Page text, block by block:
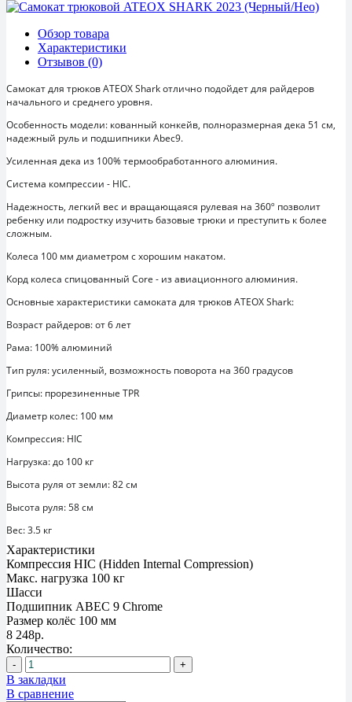
Обзор товара
Характеристики
Отзывов (0)
Самокат для трюков AТЕОХ Shark отлично подойдет для райдеров
начального и среднего уровня.
Особенность модели: кованный конкейв, полноразмерная дека 51 см,
надежный руль и подшипники Abec9.
Усиленная дека из 100% термообработанного алюминия.
Система компрессии - HIC.
Надежность, легкий вес и вращающаяся рулевая на 360º позволит
ребенку или подростку изучить базовые трюки и преступить к более
сложным.
Колеса 100 мм диаметром с хорошим накатом.
Корд колеса спицованный Core - из авиационного алюминия.
Основные характеристики самоката для трюков ATEOX Shark:
Возраст райдеров: от 6 лет
Рама: 100% алюминий
Тип руля: усиленный, возможность поворота на 360 градусов
Грипсы: прорезиненные TPR
Диаметр колес: 100 мм
Компрессия: HIC
Нагрузка: до 100 кг
Высота руля от земли: 82 см
Высота руля: 58 см
Вес: 3.5 кг
Характеристики
Компрессия HIC (Hidden Internal Compression)
Макс. нагрузка 100 кг
Шасси
Подшипник ABEC 9 Chrome
Размер колёс 100 мм
8 248р.
Количество:
- +
В закладки
В сравнение